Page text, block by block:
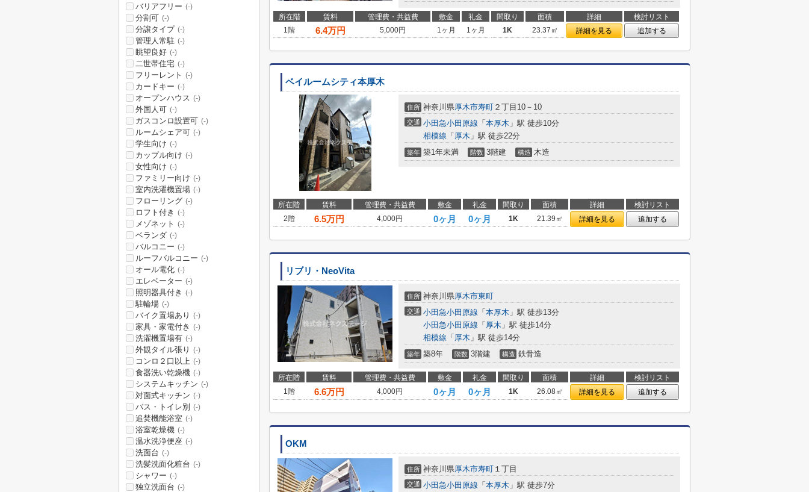
所在階 賃料 管理費・共益費 敷金 礼金 間取り 面積 詳細
検討リスト
1階
6.4万円 5,000円 1ヶ月 1ヶ月 1K 23.37㎡ 詳細を見る 追加する
ベイルームシティ本厚木
住所 神奈川県厚木市寿町 ２丁目10－10
交通 小田急小田原線 「 本厚木 」駅 徒歩10分
相模線 「 厚木 」駅 徒歩22分
築年 築1年未満 階数 3階建 構造 木造
所在階 賃料 管理費・共益費 敷金 礼金 間取り 面積 詳細
検討リスト
2階
6.5万円 4,000円 0ヶ月 0ヶ月 1K 21.39㎡ 詳細を見る 追加する
リブリ・NeoVita
住所 神奈川県厚木市東町
交通 小田急小田原線 「 本厚木 」駅 徒歩13分
小田急小田原線 「 厚木 」駅 徒歩14分
相模線 「 厚木 」駅 徒歩14分
築年 築8年 階数 3階建 構造 鉄骨造
所在階 賃料 管理費・共益費 敷金 礼金 間取り 面積 詳細
検討リスト
1階
6.6万円 4,000円 0ヶ月 0ヶ月 1K 26.08㎡ 詳細を見る 追加する
OKM
住所 神奈川県厚木市寿町 １丁目
交通 小田急小田原線 「 本厚木 」駅 徒歩7分
バリアフリー (-)
分割可 (-)
分譲タイプ (-)
管理人常駐 (-)
眺望良好 (-)
二世帯住宅 (-)
フリーレント (-)
カードキー (-)
オープンハウス (-)
外国人可 (-)
ガスコンロ設置可 (-)
ルームシェア可 (-)
学生向け (-)
カップル向け (-)
女性向け (-)
ファミリー向け (-)
室内洗濯機置場 (-)
フローリング (-)
ロフト付き (-)
メゾネット (-)
ベランダ (-)
バルコニー (-)
ルーフバルコニー (-)
オール電化 (-)
エレベーター (-)
照明器具付き (-)
駐輪場 (-)
バイク置場あり (-)
家具・家電付き (-)
洗濯機置場有 (-)
外観タイル張り (-)
コンロ２口以上 (-)
食器洗い乾燥機 (-)
システムキッチン (-)
対面式キッチン (-)
バス・トイレ別 (-)
追焚機能浴室 (-)
浴室乾燥機 (-)
温水洗浄便座 (-)
洗面台 (-)
洗髪洗面化粧台 (-)
シャワー (-)
独立洗面台 (-)